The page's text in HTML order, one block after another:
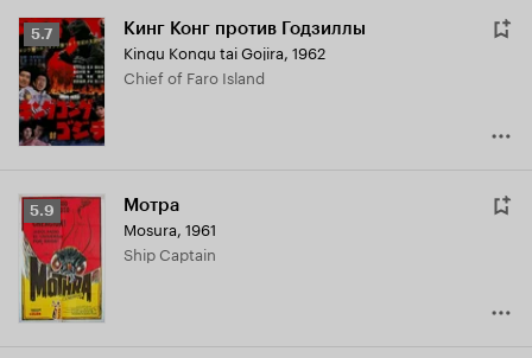
Рейтинг
Кинопоиска
5.7
5.7 Кинг Конг против Годзиллы
Kingu Kongu tai Gojira, 1962
Chief of Faro Island
Рейтинг
Кинопоиска
5.9
5.9 Мотра
Mosura, 1961
Ship Captain